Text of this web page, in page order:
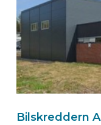
BEKS
DLB Hesel
01468
Bilskreddern